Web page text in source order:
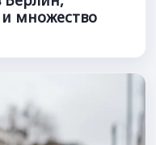
и множество